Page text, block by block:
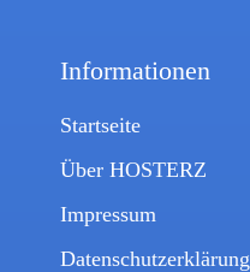
Informationen
Startseite
Über HOSTERZ
Impressum
Datenschutzerklärung